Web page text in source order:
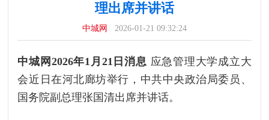
理出席并讲话
中城网 2026-01-21 09:32:24
中城网2026年1月21日消息 应急管理大学成立大
会近日在河北廊坊举行，中共中央政治局委员、
国务院副总理张国清出席并讲话。